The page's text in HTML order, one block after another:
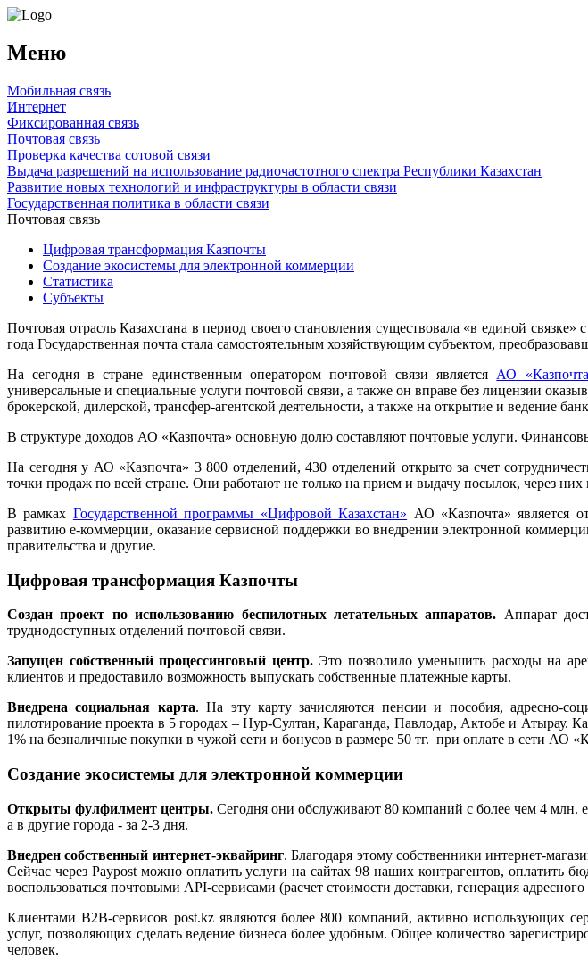
Меню
Мобильная связь
Интернет
Фиксированная связь
Почтовая связь
Проверка качества сотовой связи
Выдача разрешений на использование радиочастотного спектра Республики Казахстан
Развитие новых технологий и инфраструктуры в области связи
Государственная политика в области связи
Почтовая связь
Цифровая трансформация Казпочты
Создание экосистемы для электронной коммерции
Статистика
Субъекты
Почтовая отрасль Казахстана в период своего становления существовала «в единой
года Государственная почта стала самостоятельным хозяйствующим субъектом,
На сегодня в стране единственным оператором почтовой связи является АО
универсальные и специальные услуги почтовой связи, а также он вправе без лицензии
брокерской, дилерской, трансфер-агентской деятельности, а также на открытие и ведение
В структуре доходов АО «Казпочта» основную долю составляют почтовые услуги.
На сегодня у АО «Казпочта» 3 800 отделений, 430 отделений открыто за счет
точки продаж по всей стране. Они работают не только на прием и выдачу посылок, через
В рамках Государственной программы «Цифровой Казахстан» АО «Казпочта» является
развитию е-коммерции, оказание сервисной поддержки во внедрении электронной
правительства и другие.
Цифровая трансформация Казпочты
Создан проект по использованию беспилотных летательных аппаратов. Аппарат
труднодоступных отделений почтовой связи.
Запущен собственный процессинговый центр.Это позволило уменьшить расходы на
клиентов и предоставило возможность выпускать собственные платежные карты.
Внедрена социальная карта. На эту карту зачисляются пенсии и пособия, адресно-
пилотирование проекта в 5 городах – Нур-Султан, Караганда, Павлодар, Актобе и Атырау.
1% на безналичные покупки в чужой сети и бонусов в размере 50 тг. при оплате в сети АО
Создание экосистемы для электронной коммерции
Открыты фулфилмент центры. Сегодня они обслуживают 80 компаний с более чем 4 млн.
а в другие города - за 2-3 дня.
Внедрен собственный интернет-эквайринг. Благодаря этому собственники интернет-
Сейчас через Paypost можно оплатить услуги на сайтах 98 наших контрагентов, оплатить
воспользоваться почтовыми API-сервисами (расчет стоимости доставки, генерация адресного
Клиентами B2B-сервисов рost.kz являются более 800 компаний, активно использующих
услуг, позволяющих сделать ведение бизнеса более удобным. Общее количество
человек.